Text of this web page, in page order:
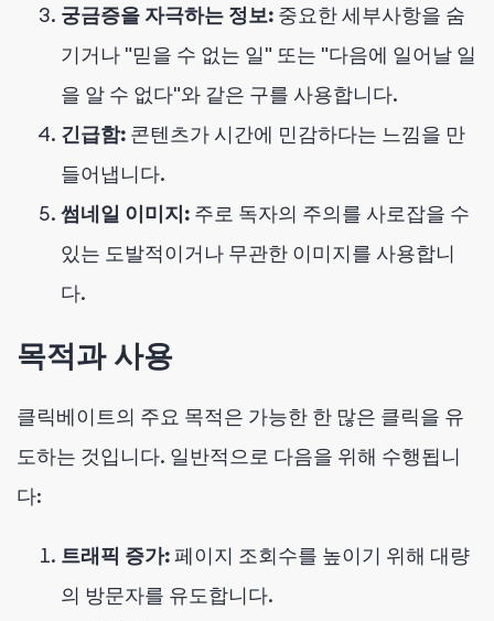
궁금증을 자극하는 정보: 중요한 세부사항을 숨
기거나 "믿을 수 없는 일" 또는 "다음에 일어날 일
을 알 수 없다"와 같은 구를 사용합니다.
긴급함: 콘텐츠가 시간에 민감하다는 느낌을 만
들어냅니다.
썸네일 이미지: 주로 독자의 주의를 사로잡을 수
있는 도발적이거나 무관한 이미지를 사용합니
다.
목적과 사용
클릭베이트의 주요 목적은 가능한 한 많은 클릭을 유
도하는 것입니다. 일반적으로 다음을 위해 수행됩니
다:
트래픽 증가:페이지 조회수를 높이기 위해 대량
의 방문자를 유도합니다.